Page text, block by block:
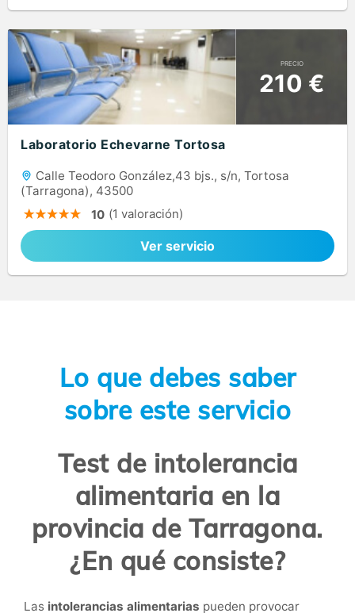
PRECIO
210 €
Laboratorio Echevarne Tortosa
Calle Teodoro González,43 bjs., s/n, Tortosa
(Tarragona), 43500
10 (1 valoración)
Ver servicio
Lo que debes saber
sobre este servicio
Test de intolerancia
alimentaria en la
provincia de Tarragona.
¿En qué consiste?
Las intolerancias alimentarias pueden provocar